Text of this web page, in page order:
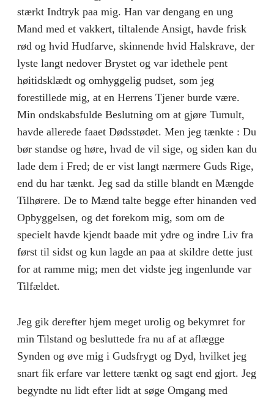
stærkt Indtryk paa mig. Han var dengang en ung
Mand med et vakkert, tiltalende Ansigt, havde frisk
rød og hvid Hudfarve, skinnende hvid Halskrave, der
lyste langt nedover Brystet og var idethele pent
høitidsklædt og omhyggelig pudset, som jeg
forestillede mig, at en Herrens Tjener burde være.
Min ondskabsfulde Beslutning om at gjøre Tumult,
havde allerede faaet Dødsstødet. Men jeg tænkte : Du
bør standse og høre, hvad de vil sige, og siden kan du
lade dem i Fred; de er vist langt nærmere Guds Rige,
end du har tænkt. Jeg sad da stille blandt en Mængde
Tilhørere. De to Mænd talte begge efter hinanden ved
Opbyggelsen, og det forekom mig, som om de
specielt havde kjendt baade mit ydre og indre Liv fra
først til sidst og kun lagde an paa at skildre dette just
for at ramme mig; men det vidste jeg ingenlunde var
Tilfældet.
Jeg gik derefter hjem meget urolig og bekymret for
min Tilstand og besluttede fra nu af at aflægge
Synden og øve mig i Gudsfrygt og Dyd, hvilket jeg
snart fik erfare var lettere tænkt og sagt end gjort. Jeg
begyndte nu lidt efter lidt at søge Omgang med